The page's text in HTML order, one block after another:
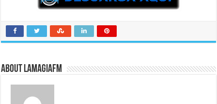
About LaMagiaFM